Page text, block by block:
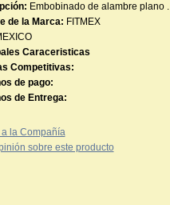
Embobinado de alambre plano .
de la Marca: FITMEX
Caraceristicas
Competitivas:
de pago:
de Entrega:
la Compañía
sobre este producto